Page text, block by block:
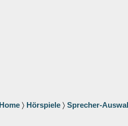
Home 〉 Hörspiele 〉 Sprecher-